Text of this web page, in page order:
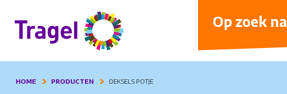
Op zoek
HOME PRODUCTEN DEKSELS POTJE